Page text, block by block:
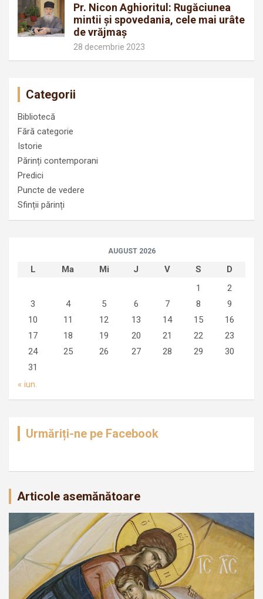
Pr. Nicon Aghioritul: Rugăciunea
mintii și spovedania, cele mai urâte
de vrăjmaș
28 decembrie 2023
Categorii
Bibliotecă
Fără categorie
Istorie
Părinți contemporani
Predici
Puncte de vedere
Sfinții părinți
AUGUST 2026
L Ma Mi J V S
D
1
2
3
4 5 6 7 8
9
10
11 12 13 14 15
16
17
18 19 20 21 22
23
24
25 26 27 28 29
30
31
« iun.
Urmăriți-ne pe Facebook
Articole asemănătoare